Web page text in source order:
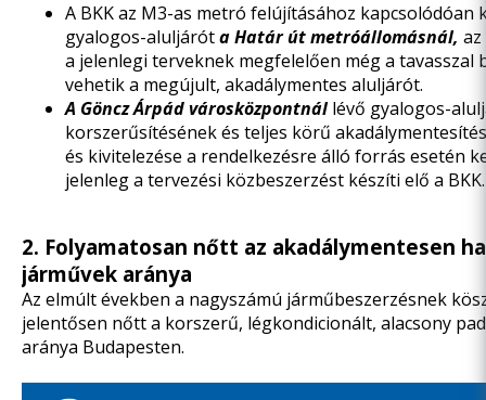
A BKK az M3-as metró felújításához kapcsolódóan
gyalogos-aluljáróta Határ út metróállomásnál,
a jelenlegi terveknek megfelelően még a tavasszal
vehetik a megújult, akadálymentes aluljárót.
A Göncz Árpád városközpontnállévő gyalogos-
korszerűsítésének és teljes körű
és kivitelezése a rendelkezésre álló forrás esetén
jelenleg a tervezési közbeszerzést készíti elő a BKK.
2. Folyamatosan nőtt az akadálymentesen
járművek aránya
Az elmúlt években a nagyszámú járműbeszerzésnek
jelentősen nőtt a korszerű, légkondicionált, alacsony
aránya Budapesten.